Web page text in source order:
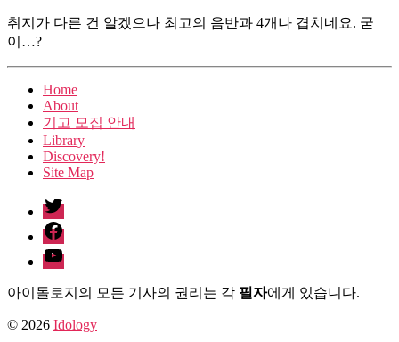
취지가 다른 건 알겠으나 최고의 음반과 4개나 겹치네요. 굳
이…?
Home
About
기고 모집 안내
Library
Discovery!
Site Map
twitter
facebook
Youtube
아이돌로지의 모든 기사의 권리는 각 필자에게 있습니다.
© 2026 Idology